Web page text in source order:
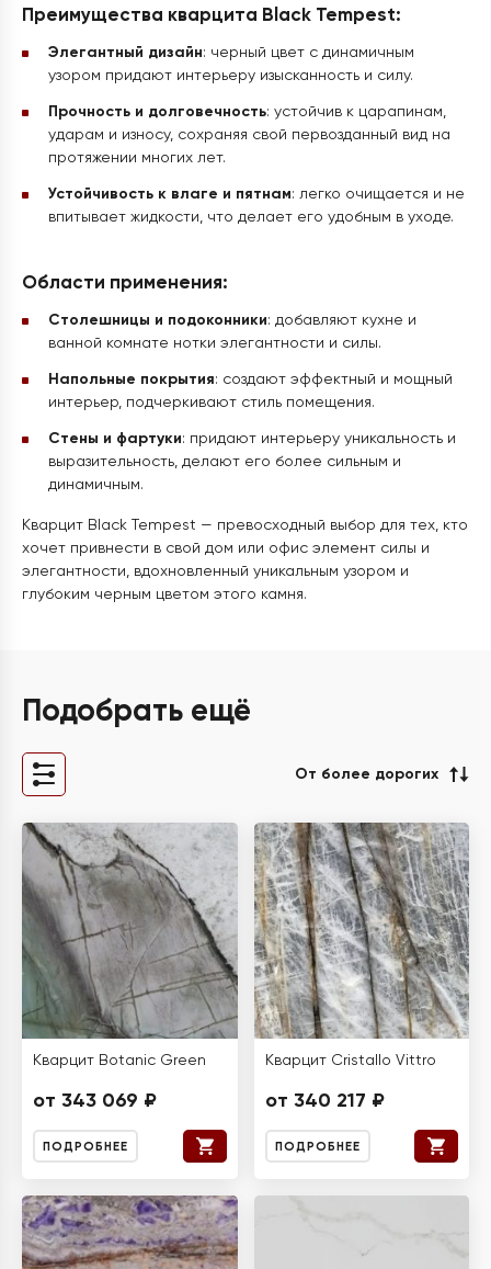
Преимущества кварцита Black Tempest:
Элегантный дизайн: черный цвет с динамичным
узором придают интерьеру изысканность и силу.
Прочность и долговечность: устойчив к царапинам,
ударам и износу, сохраняя свой первозданный вид на
протяжении многих лет.
Устойчивость к влаге и пятнам: легко очищается и не
впитывает жидкости, что делает его удобным в уходе.
Области применения:
Столешницы и подоконники: добавляют кухне и
ванной комнате нотки элегантности и силы.
Напольные покрытия: создают эффектный и мощный
интерьер, подчеркивают стиль помещения.
Стены и фартуки: придают интерьеру уникальность и
выразительность, делают его более сильным и
динамичным.
Кварцит Black Tempest — превосходный выбор для тех, кто
хочет привнести в свой дом или офис элемент силы и
элегантности, вдохновленный уникальным узором и
глубоким черным цветом этого камня.
Подобрать ещё
От более дорогих
Кварцит Botanic Green
от 343 069 ₽
ПОДРОБНЕЕ
Кварцит Cristallo Vittro
от 340 217 ₽
ПОДРОБНЕЕ